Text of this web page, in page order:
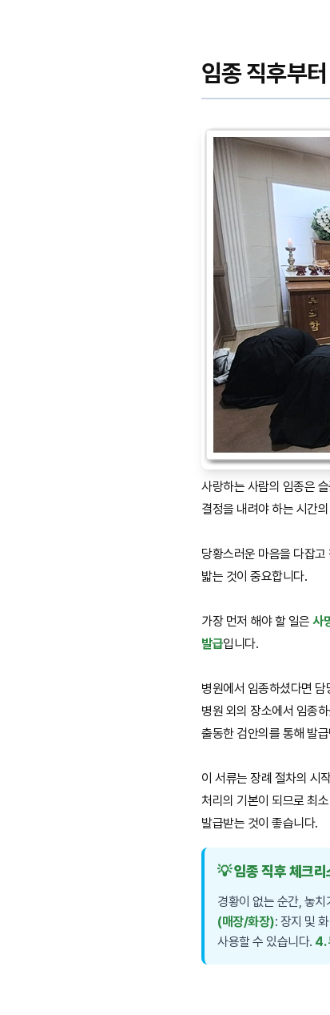
임종 직후부
사랑하는 사람의 임종은
결정을 내려야 하는 시간
당황스러운 마음을 다잡
밟는 것이 중요합니다.
가장 먼저 해야 할 일은사
발급입니다.
병원에서 임종하셨다면
병원 외의 장소에서 임종
출동한 검안의를 통해 발
이 서류는 장례 절차의 시
처리의 기본이 되므로 최
발급받는 것이 좋습니다.
💡 임종 직후 체크리
경황이 없는 순간, 놓
(매장/화장): 장지 및
사용할 수 있습니다. 4.